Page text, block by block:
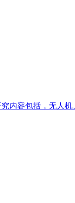
内容包括，无人机